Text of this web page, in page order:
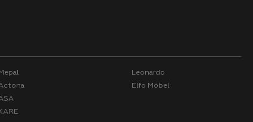
Leonardo
Elfo Möbel